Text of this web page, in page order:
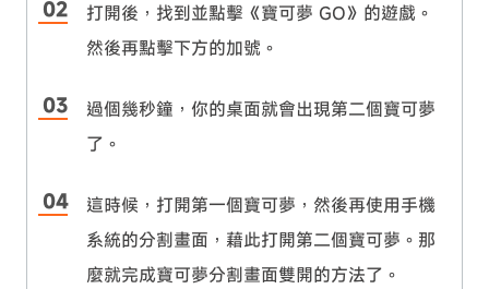
打開後，找到並點擊《寶可夢 GO》的遊戲。
然後再點擊下方的加號。
過個幾秒鐘，你的桌面就會出現第二個寶可夢
了。
這時候，打開第一個寶可夢，然後再使用手機
系統的分割畫面，藉此打開第二個寶可夢。那
麼就完成寶可夢分割畫面雙開的方法了。